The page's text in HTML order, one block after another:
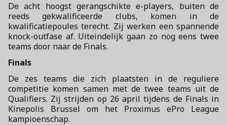
De acht hoogst gerangschikte e-players, buiten de
reeds gekwalificeerde clubs, komen in de
kwalificatiepoules terecht. Zij werken een spannende
knock-outfase af. Uiteindelijk gaan zo nog eens twee
teams door naar de Finals.
Finals
De zes teams die zich plaatsten in de reguliere
competitie komen samen met de twee teams uit de
Qualifiers. Zij strijden op 26 april tijdens de Finals in
Kinepolis Brussel om het Proximus ePro League
kampioenschap.